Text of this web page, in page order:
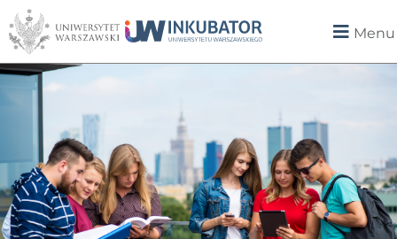
Menu